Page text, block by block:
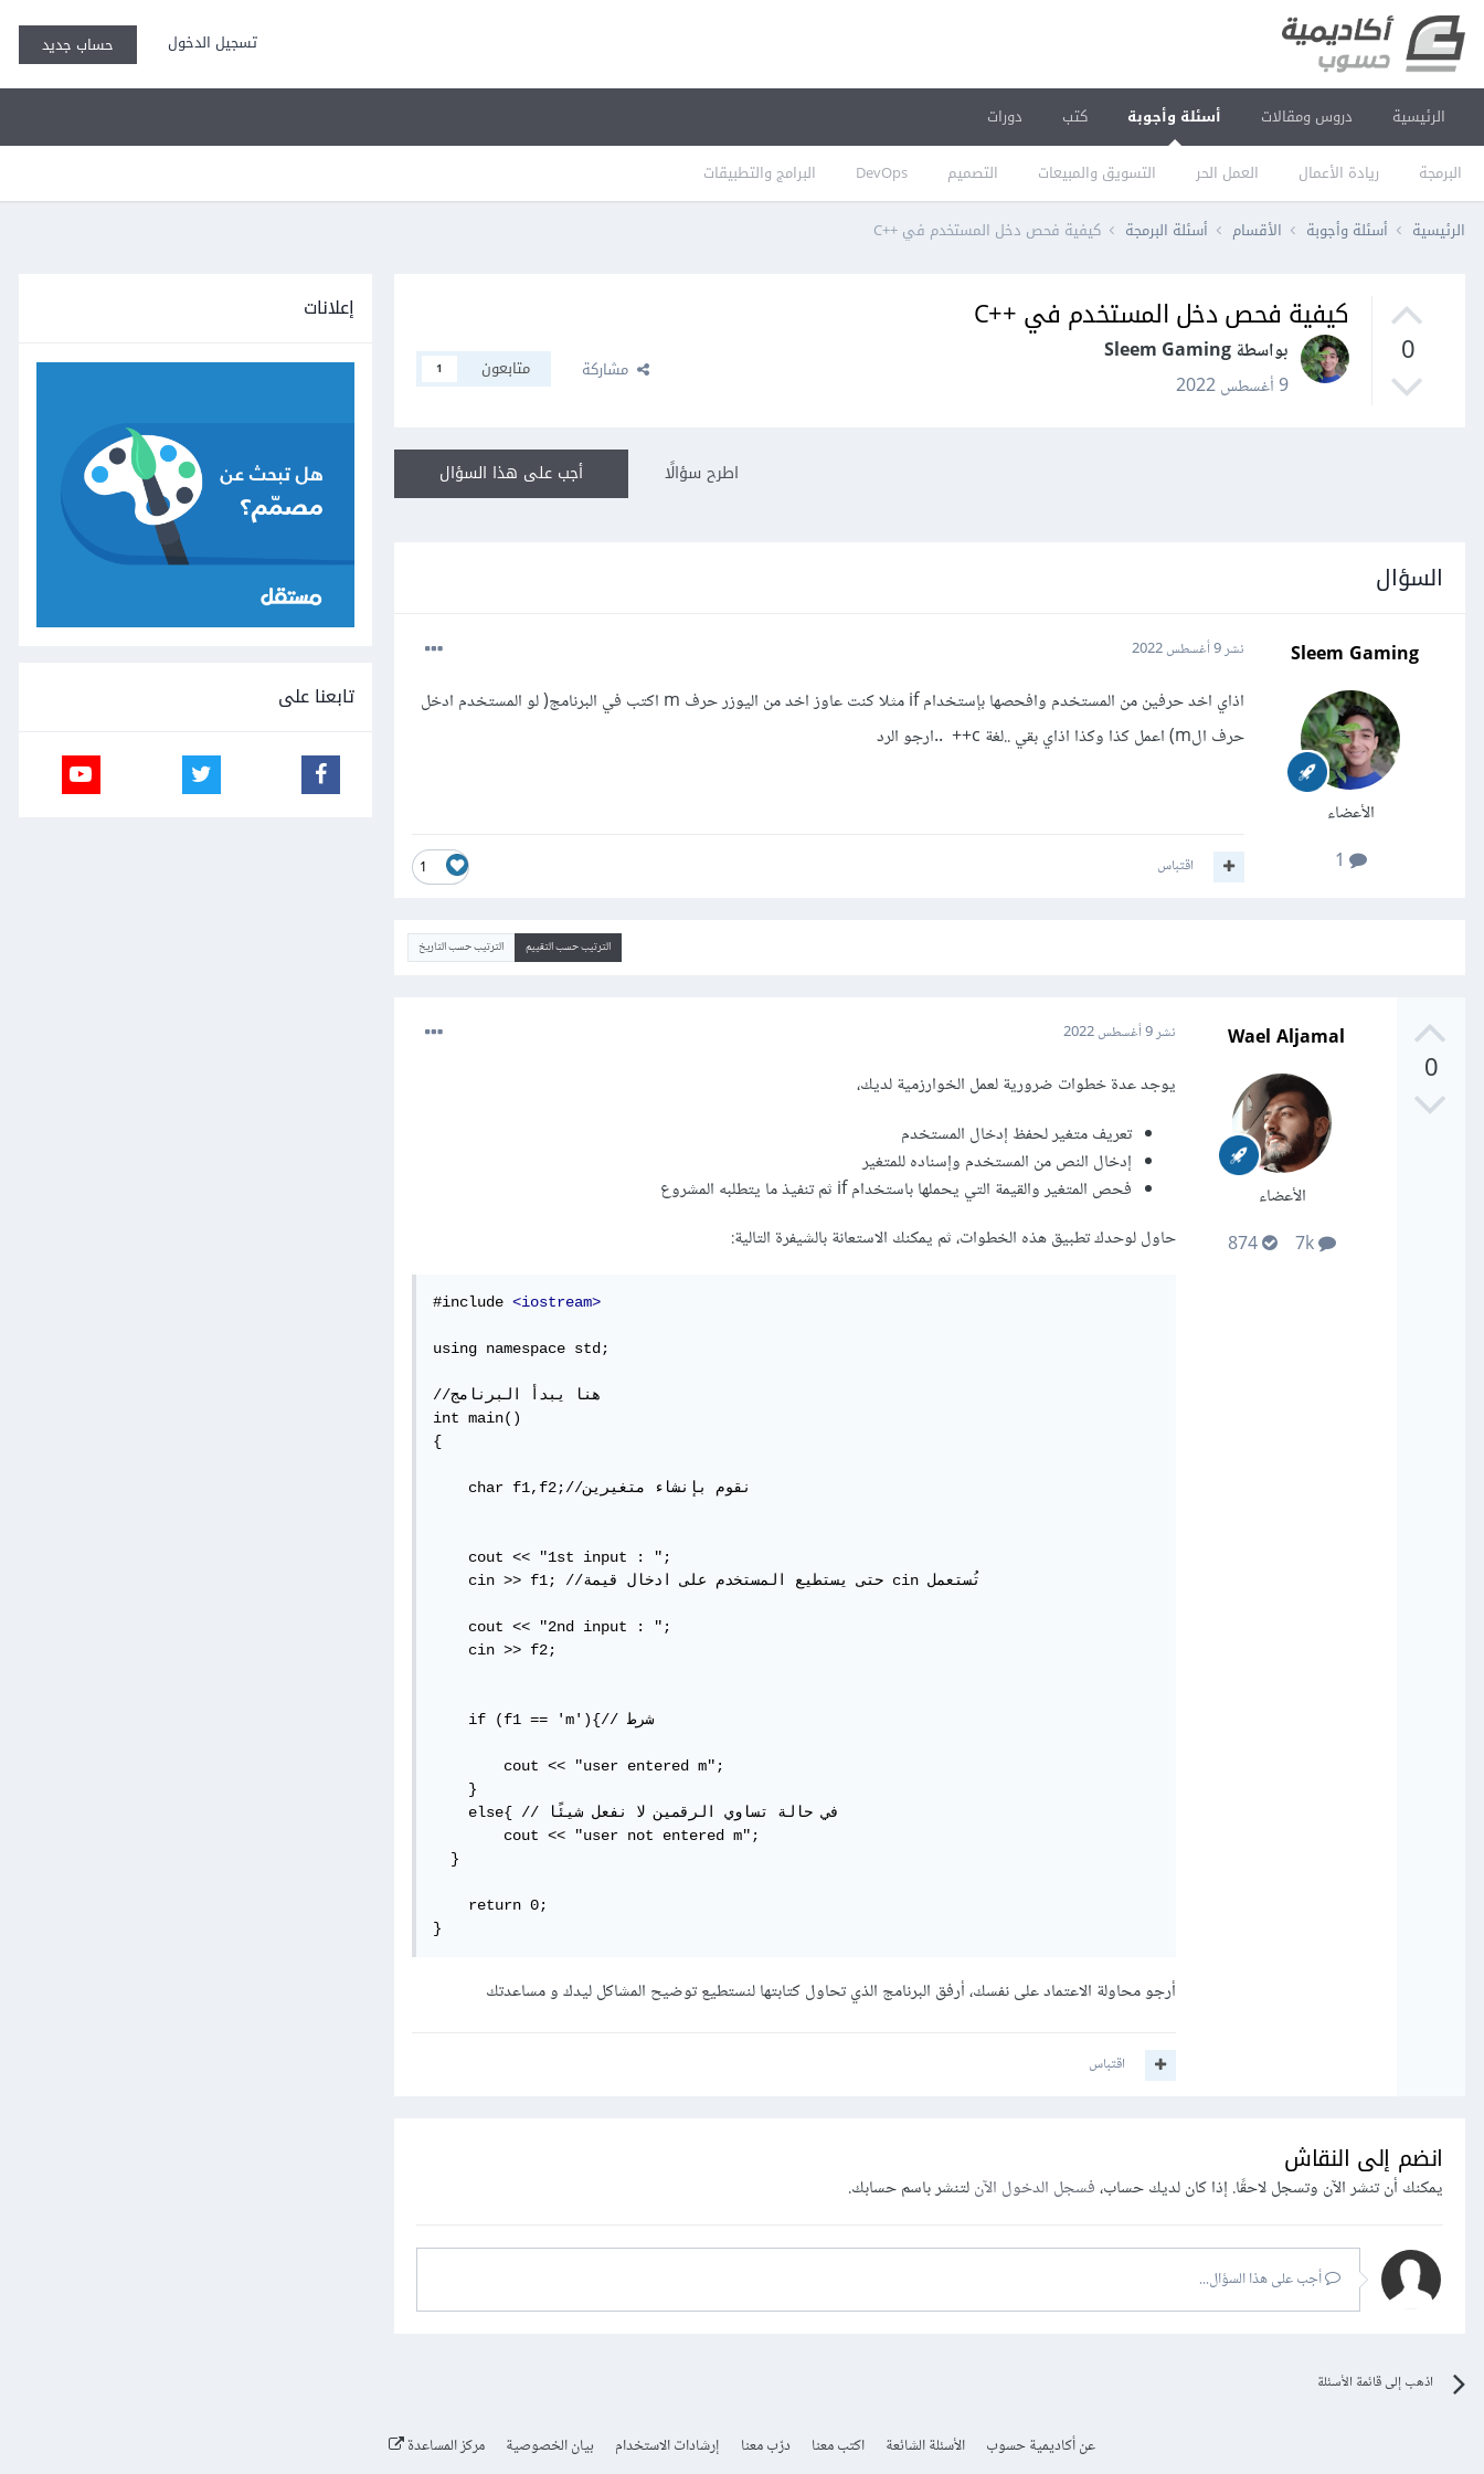
تسجيل الدخول حساب جديد
الرئيسية دروس ومقالات أسئلة وأجوبة
البرمجة ريادة الأعمال العمل الحر التسويق والمبيعات التصميم DevOps البرامج والتطبيقات
كتب دورات
الرئيسية أسئلة وأجوبة الأقسام أسئلة البرمجة كيفية فحص دخل المستخدم في ++C
0
كيفية فحص دخل المستخدم في ++C
بواسطة Sleem Gaming
9 أغسطس 2022
مشاركة متابعون 1
أجب على هذا السؤال اطرح سؤالًا
السؤال
Sleem Gaming
الأعضاء
نشر9 أغسطس 2022
اذاي اخد حرفين من المستخدم وافحصها بإستخدام if مثلا كنت عاوز اخد من اليوزر حرف m اكتب في البرنامج( لو المستخدم ادخل
حرف الm) اعمل كذا وكذا اذاي بقي ..لغة c++ ..ارجو الرد
1 اقتباس
الترتيب حسب التقييم الترتيب حسب التاريخ
0
Wael Aljamal
الأعضاء
نشر9 أغسطس 2022
يوجد عدة خطوات ضرورية لعمل الخوارزمية لديك،
تعريف متغير لحفظ إدخال المستخدم
إدخال النص من المستخدم وإسناده للمتغير
فحص المتغير والقيمة التي يحملها باستخدام if ثم تنفيذ ما يتطلبه المشروع
حاول لوحدك تطبيق هذه الخطوات، ثم يمكنك الاستعانة بالشيفرة التالية:
#include <iostream>
using namespace std;
//هنا يبدأ البرنامج
int main()
{
    char f1,f2;//نقوم بإنشاء متغيرين
    cout << "1st input : ";
    cin >> f1; //حتى يستطيع المستخدم على ادخال قيمة cin تُستعمل
    cout << "2nd input : ";
    cin >> f2;
    if (f1 == 'm'){// شرط
        cout << "user entered m";
    }
    else{ // في حالة تساوي الرقمين لا نفعل شيئًا
        cout << "user not entered m";
  }
    return 0;
}
أرجو محاولة الاعتماد على نفسك، أرفق البرنامج الذي تحاول كتابتها لنستطيع توضيح المشاكل ليدك و مساعدتك
اقتباس
انضم إلى النقاش
يمكنك أن تنشر الآن وتسجل لاحقًا. إذا كان لديك حساب،فسجل الدخول الآنلتنشر باسم حسابك.
أجب على هذا السؤال...
اذهب إلى قائمة الأسئلة
إعلانات
تابعنا على
عن أكاديمية حسوب الأسئلة الشائعة اكتب معنا درّب معنا إرشادات الاستخدام بيان الخصوصية مركز المساعدة